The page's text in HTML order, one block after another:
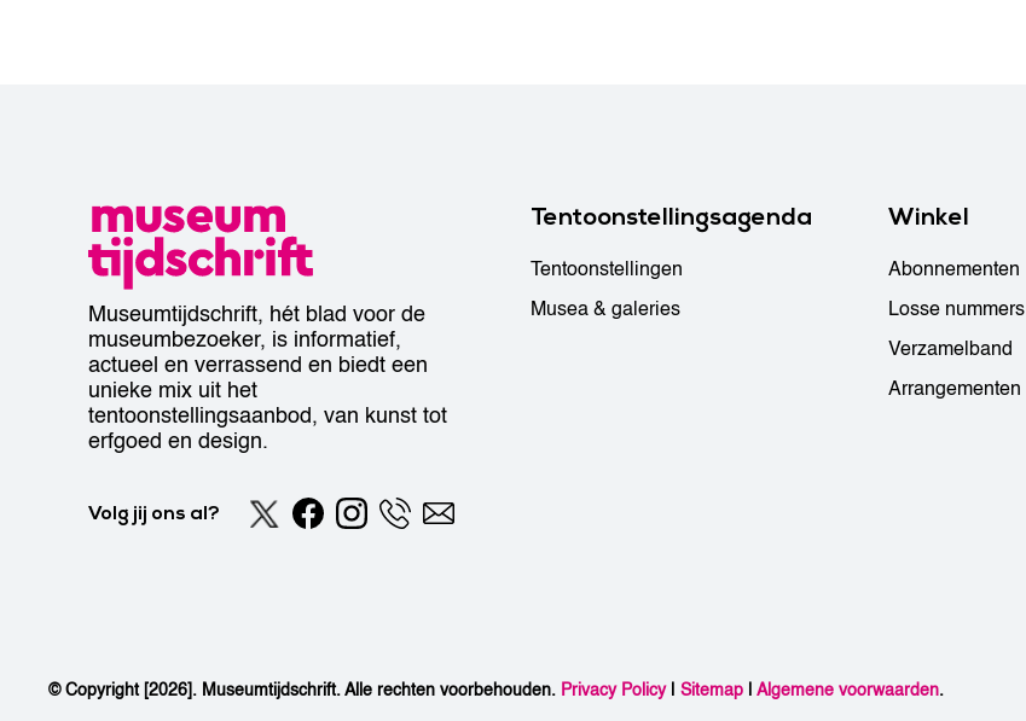
Museumtijdschrift, hét blad voor de
museumbezoeker, is informatief,
actueel en verrassend en biedt een
unieke mix uit het
tentoonstellingsaanbod, van kunst tot
erfgoed en design.
Volg jij ons al?
Tentoonstellingsagenda
Tentoonstellingen
Musea & galeries
Winkel
Abonnementen
Losse nummers
Verzamelband
Arrangementen
© Copyright [2026]. Museumtijdschrift. Alle rechten voorbehouden. Privacy Policy| Sitemap |Algemene voorwaarden.